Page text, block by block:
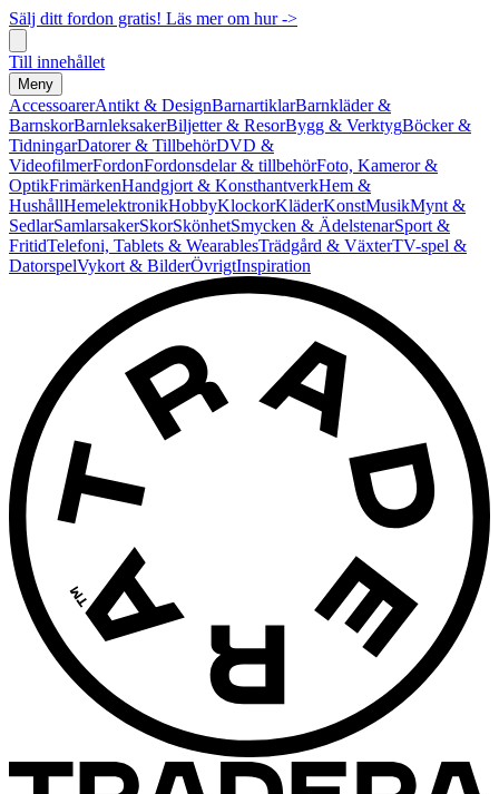
Sälj ditt fordon gratis! Läs mer om hur ->
Till innehållet
Meny
AccessoarerAntikt & DesignBarnartiklarBarnkläder &
BarnskorBarnleksakerBiljetter & ResorBygg & VerktygBöcker &
TidningarDatorer & TillbehörDVD &
VideofilmerFordonFordonsdelar & tillbehörFoto, Kameror &
OptikFrimärkenHandgjort & KonsthantverkHem &
HushållHemelektronikHobbyKlockorKläderKonstMusikMynt &
SedlarSamlarsakerSkorSkönhetSmycken & ÄdelstenarSport &
FritidTelefoni, Tablets & WearablesTrädgård & VäxterTV-spel &
DatorspelVykort & BilderÖvrigtInspiration